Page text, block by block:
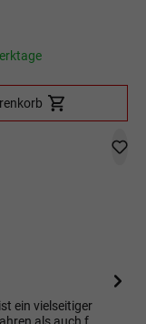
gewünschten Wert
ein vielseitiger